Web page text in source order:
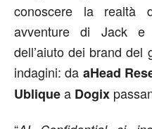
conoscere la realtà
avventure di Jack
dell’aiuto dei brand
indagini: da aHead
Ubliquea Dogix